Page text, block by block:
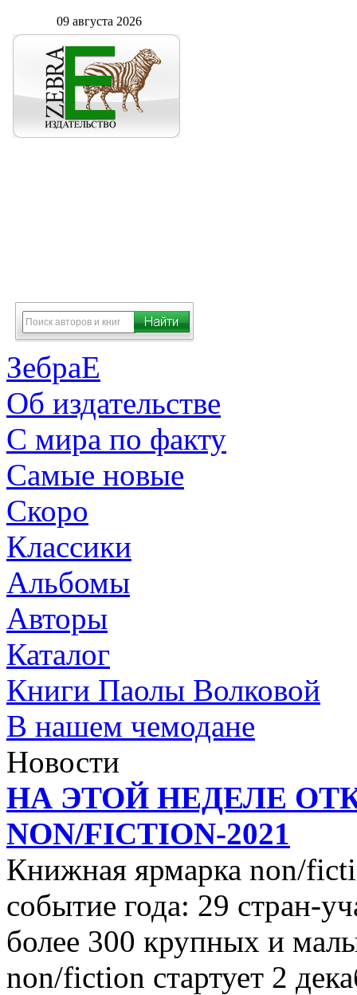
09 августа 2026
ЗебраЕ
Об издательстве
С мира по факту
Самые новые
Скоро
Классики
Альбомы
Авторы
Каталог
Книги Паолы Волковой
В нашем чемодане
Новости
НА ЭТОЙ НЕДЕЛЕ
NON/FICTION-2021
Книжная ярмарка non/
событие года: 29 стран-
более 300 крупных и
non/fiction стартует 2